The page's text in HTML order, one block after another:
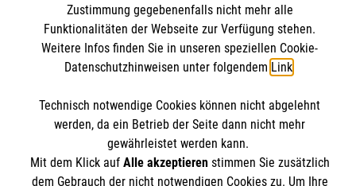
Malteserorden
Malteser Jugend
Mediathek
Sharepoint
Spendenkonto
Spendenkonto
Empfänger: Malteser Hilfsdienst e.V.
Verwendungszweck: "Malteser Warendorf"
IBAN: DE36 3706 0120 1201 2148 70
Soziale Netzwerke
Der Malteser Hilfsdienst e.V. ist als eingetragene
Zustimmung gegebenenfalls nicht mehr alle
Funktionalitäten der Webseite zur Verfügung stehen.
Weitere Infos finden Sie in unseren speziellen Cookie-
Datenschutzhinweisen unter folgendem Link.
Technisch notwendige Cookies können nicht abgelehnt
werden, da ein Betrieb der Seite dann nicht mehr
gewährleistet werden kann.
Mit dem Klick auf Alle akzeptierenstimmen Sie zusätzlich
dem Gebrauch der nicht notwendigen Cookies zu. Um Ihre